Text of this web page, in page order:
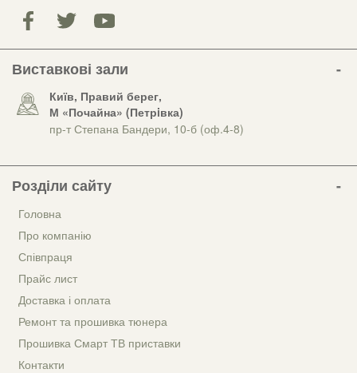
Виставкові зали
Київ, Правий берег,
М «Почайна» (Петрiвка)
пр-т Степана Бандери, 10-б (оф.4-8)
Розділи сайту
Головна
Про компанію
Співпраця
Прайс лист
Доставка і оплата
Ремонт та прошивка тюнера
Прошивка Смарт ТВ приставки
Контакти